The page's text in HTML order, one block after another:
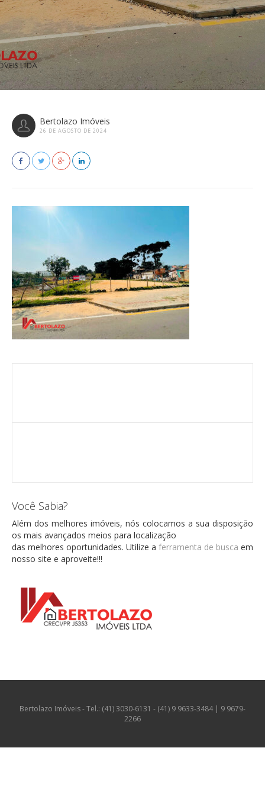
Bertolazo Imóveis
26 DE AGOSTO DE 2024
Você Sabia?
Além dos melhores imóveis, nós colocamos a sua disposição
os mais avançados meios para localização
das melhores oportunidades. Utilize a ferramenta de busca em
nosso site e aproveite!!!
Bertolazo Imóveis - Tel.: (41) 3030-6131 - (41) 9 9633-3484 | 9 9679-
2266